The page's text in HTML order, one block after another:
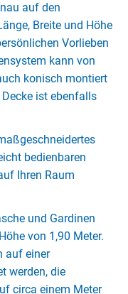
auf den
Breite und Höhe
Vorlieben
kann von
konisch montiert
ist ebenfalls
bedienbaren
Ihren Raum
und Gardinen
von 1,90 Meter.
auf einer
werden, die
circa einem Meter